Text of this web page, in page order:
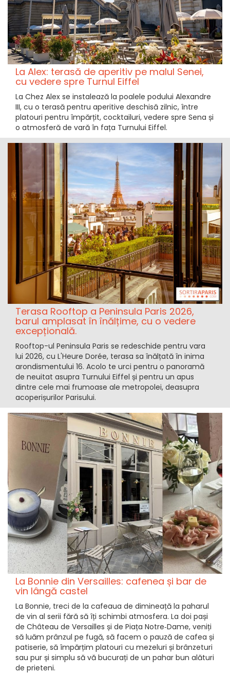
La Alex: terasă de aperitiv pe malul Senei,
cu vedere spre Turnul Eiffel
La Chez Alex se instalează la poalele podului Alexandre
III, cu o terasă pentru aperitive deschisă zilnic, între
platouri pentru împărțit, cocktailuri, vedere spre Sena și
o atmosferă de vară în fața Turnului Eiffel.
Terasa Rooftop a Peninsula Paris 2026,
barul amplasat în înălțime, cu o vedere
excepțională.
Rooftop-ul Peninsula Paris se redeschide pentru vara
lui 2026, cu L'Heure Dorée, terasa sa înălțată în inima
arondismentului 16. Acolo te urci pentru o panoramă
de neuitat asupra Turnului Eiffel și pentru un apus
dintre cele mai frumoase ale metropolei, deasupra
acoperișurilor Parisului.
La Bonnie din Versailles: cafenea și bar de
vin lângă castel
La Bonnie, treci de la cafeaua de dimineață la paharul
de vin al serii fără să îți schimbi atmosfera. La doi pași
de Château de Versailles și de Piața Notre‑Dame, veniți
să luăm prânzul pe fugă, să facem o pauză de cafea și
patiserie, să împărțim platouri cu mezeluri și brânzeturi
sau pur și simplu să vă bucurați de un pahar bun alături
de prieteni.